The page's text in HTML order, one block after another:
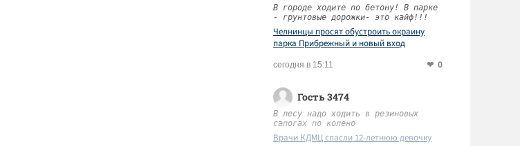
В городе ходите по бетону! В парке
- грунтовые дорожки- это кайф!!!
Челнинцы просят обустроить окраину
парка Прибрежный и новый вход
сегодня в 15:11 0
Гость 3474
В лесу надо ходить в резиновых
сапогах по колено
Врачи КДМЦ спасли 12-летнюю девочку